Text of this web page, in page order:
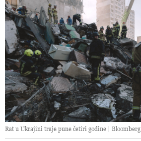
Rat u Ukrajini traje pune četiri godine | Bloomberg